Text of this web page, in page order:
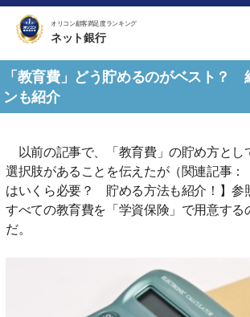
オリコン顧客満足度ランキング
ネット銀行
「教育費」どう貯めるのがベスト？
ンも紹介
以前の記事で、「教育費」の貯め方とし
選択肢があることを伝えたが（関連記事：
はいくら必要？ 貯める方法も紹介！】参
すべての教育費を「学資保険」で用意する
だ。